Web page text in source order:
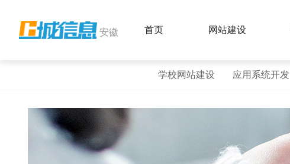
安徽 首页 网站建设
学校网站建设 应用系统开发